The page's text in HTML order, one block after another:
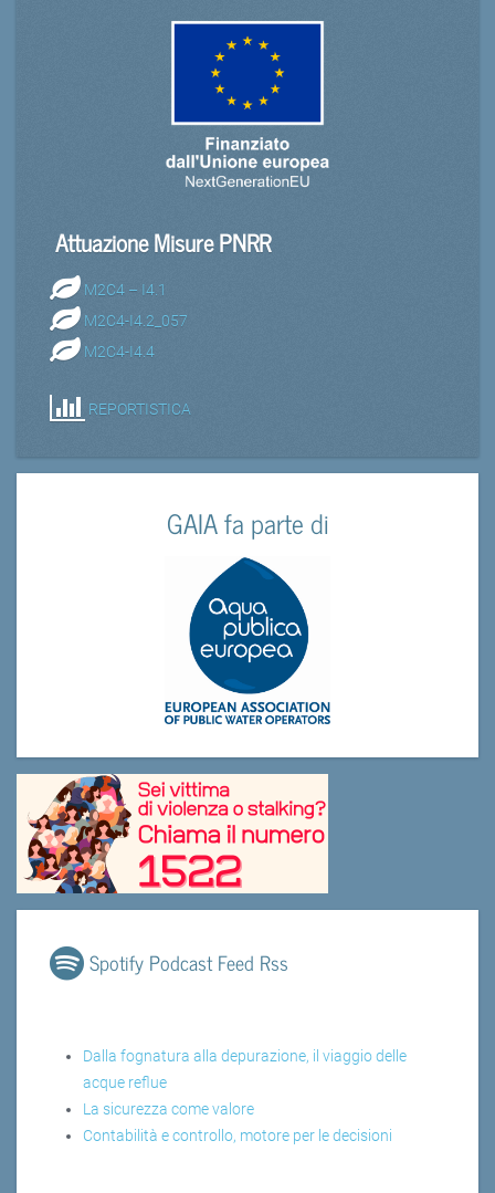
Attuazione Misure PNRR
M2C4 – I4.1
M2C4-I4.2_057
M2C4-I4.4
REPORTISTICA
GAIA fa parte di
Spotify Podcast Feed Rss
Dalla fognatura alla depurazione, il viaggio delle
acque reflue
La sicurezza come valore
Contabilità e controllo, motore per le decisioni